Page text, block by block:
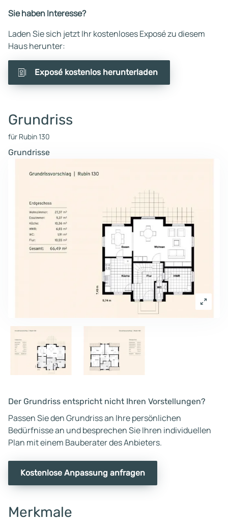
Sie haben Interesse?
Laden Sie sich jetzt Ihr kostenloses Exposé zu diesem
Haus herunter:
Exposé kostenlos herunterladen
Grundriss
für Rubin 130
Grundrisse
Der Grundriss entspricht nicht Ihren Vorstellungen?
Passen Sie den Grundriss an Ihre persönlichen
Bedürfnisse an und besprechen Sie Ihren individuellen
Plan mit einem Bauberater des Anbieters.
Kostenlose Anpassung anfragen
Merkmale